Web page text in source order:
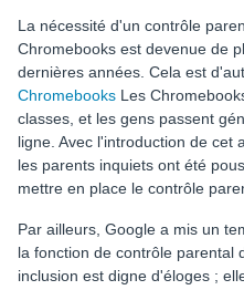
La nécessité d'un contrôle
Chromebooks est devenue de
dernières années. Cela est
Chromebooks Les
classes, et les gens passent
ligne. Avec l'introduction de cet
les parents inquiets ont été
mettre en place le contrôle
Par ailleurs, Google a mis un
la fonction de contrôle parental
inclusion est digne d'éloges ;